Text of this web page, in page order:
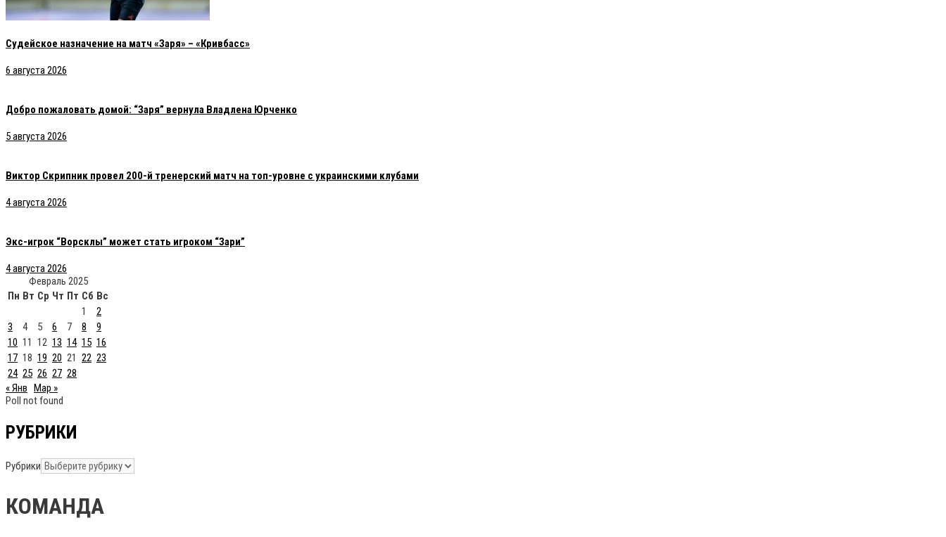
Судейское назначение на матч «Заря» – «Кривбасс»
6 августа 2026
Добро пожаловать домой: “Заря” вернула Владлена Юрченко
5 августа 2026
Виктор Скрипник провел 200-й тренерский матч на топ-уровне с украинскими клубами
4 августа 2026
Экс-игрок “Ворсклы” может стать игроком “Зари”
4 августа 2026
Февраль 2025
Пн Вт Ср Чт Пт Сб Вс
1
2
3
4 5 6 7 8
9
10 11 12 13 14 15 16
17 18 19 20 21 22 23
24 25 26 27 28
« Янв Мар »
Poll not found
РУБРИКИ
Рубрики
КОМАНДА